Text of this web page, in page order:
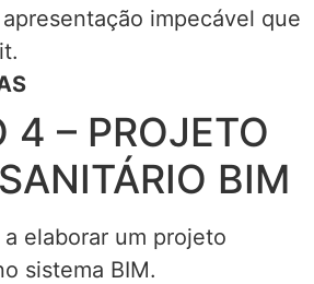
impecável que
4 – PROJETO
BIM
elaborar um projeto
sistema BIM.